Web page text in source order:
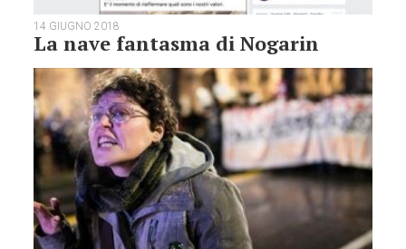
14 GIUGNO 2018
La nave fantasma di Nogarin